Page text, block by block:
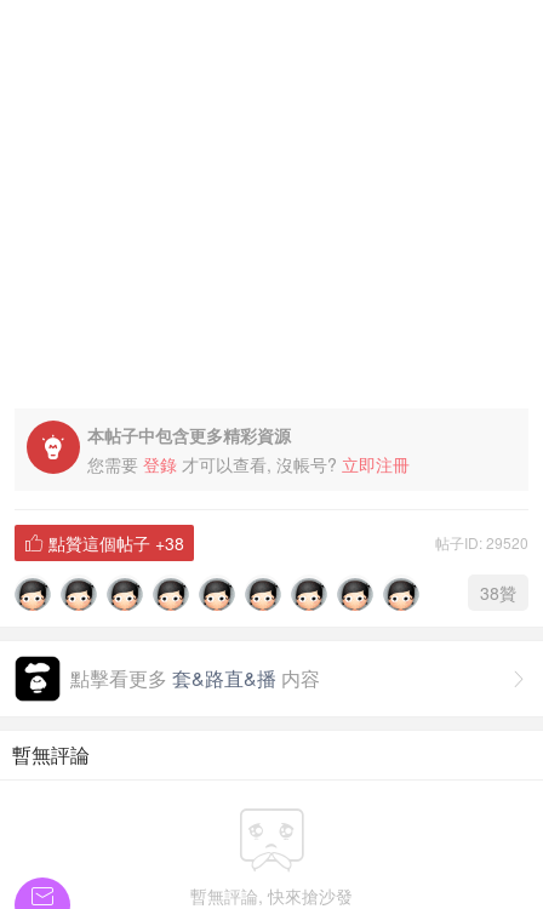

本帖子中包含更多精彩資源
您需要 登錄 才可以查看, 沒帳号? 立即注冊
帖子ID: 29520
 點贊這個帖子 +38
38贊

點擊看更多 套&路直&播 内容
暫無評論

暫無評論, 快來搶沙發
